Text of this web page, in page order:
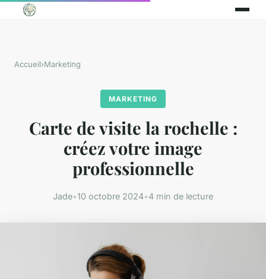
Accueil›Marketing
MARKETING
Carte de visite la rochelle :
créez votre image
professionnelle
Jade•10 octobre 2024•4 min de lecture